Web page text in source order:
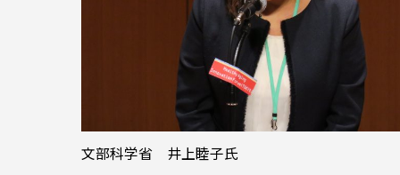
文部科学省 井上睦子氏